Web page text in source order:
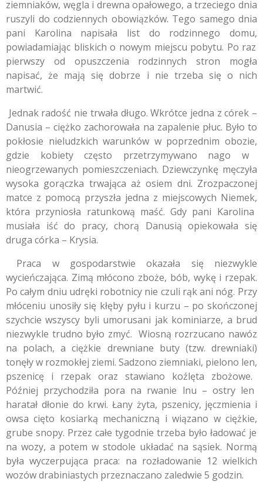
ziemniaków, węgla i drewna opałowego, a trzeciego dnia
ruszyli do codziennych obowiązków. Tego samego dnia
pani Karolina napisała list do rodzinnego domu,
powiadamiając bliskich o nowym miejscu pobytu. Po raz
pierwszy od opuszczenia rodzinnych stron mogła
napisać, że mają się dobrze i nie trzeba się o nich
martwić.
Jednak radość nie trwała długo. Wkrótce jedna z córek –
Danusia – ciężko zachorowała na zapalenie płuc. Było to
pokłosie nieludzkich warunków w poprzednim obozie,
gdzie kobiety często przetrzymywano nago w
nieogrzewanych pomieszczeniach. Dziewczynkę męczyła
wysoka gorączka trwająca aż osiem dni. Zrozpaczonej
matce z pomocą przyszła jedna z miejscowych Niemek,
która przyniosła ratunkową maść. Gdy pani Karolina
musiała iść do pracy, chorą Danusią opiekowała się
druga córka – Krysia.
Praca w gospodarstwie okazała się niezwykle
wycieńczająca. Zimą młócono zboże, bób, wykę i rzepak.
Po całym dniu udręki robotnicy nie czuli rąk ani nóg. Przy
młóceniu unosiły się kłęby pyłu i kurzu – po skończonej
szychcie wszyscy byli umorusani jak kominiarze, a brud
niezwykle trudno było zmyć. Wiosną rozrzucano nawóz
na polach, a ciężkie drewniane buty (tzw. drewniaki)
tonęły w rozmokłej ziemi. Sadzono ziemniaki, pielono len,
pszenicę i rzepak oraz stawiano koźlęta zbożowe.
Później przychodziła pora na rwanie lnu – ostry len
haratał dłonie do krwi. Łany żyta, pszenicy, jęczmienia i
owsa cięto kosiarką mechaniczną i wiązano w ciężkie,
grube snopy. Przez całe tygodnie trzeba było ładować je
na wozy, a potem w stodole układać na sąsiek. Normą
była wyczerpująca praca: na rozładowanie 12 wielkich
wozów drabiniastych przeznaczano zaledwie 5 godzin.